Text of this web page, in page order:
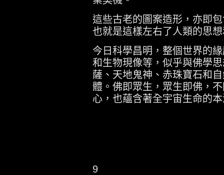
這些古老的圖案造形，亦即
也就是這樣左右了人類的思
今日科學昌明，整個世界的
和生物現像等，似乎與佛學
薩、天地鬼神、赤珠寶石和
體。佛即眾生，眾生即佛，
心，也蘊含著全宇宙生命的
9